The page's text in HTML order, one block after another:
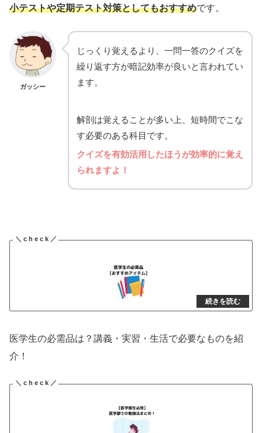
小テストや定期テスト対策としてもおすすめです。
ガッシー
じっくり覚えるより、一問一答のクイズを
繰り返す方が暗記効率が良いと言われてい
ます。
解剖は覚えることが多い上、短時間でこな
す必要のある科目です。
クイズを有効活用したほうが効率的に覚え
られますよ！
医学生の必需品は？講義・実習・生活で必要なものを紹
介！